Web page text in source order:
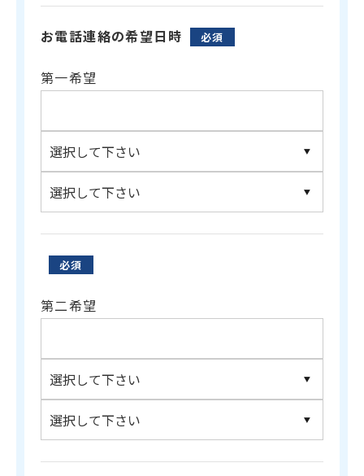
お電話連絡の希望日時 必須
第一希望
必須
第二希望